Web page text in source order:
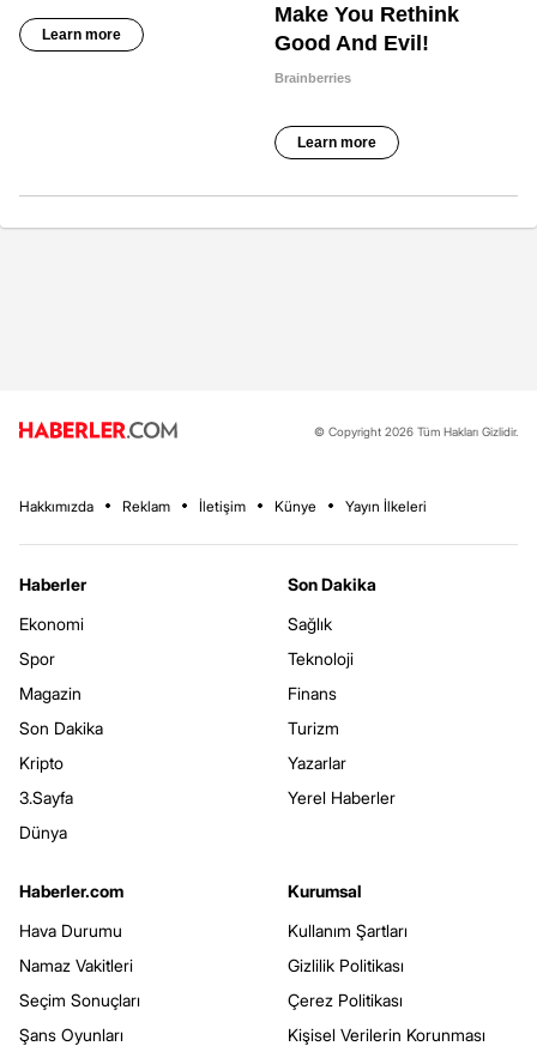
© Copyright 2026 Tüm Hakları Gizlidir.
Hakkımızda Reklam İletişim Künye Yayın İlkeleri
Haberler
Ekonomi
Spor
Magazin
Son Dakika
Kripto
3.Sayfa
Dünya
Son Dakika
Sağlık
Teknoloji
Finans
Turizm
Yazarlar
Yerel Haberler
Haberler.com
Hava Durumu
Namaz Vakitleri
Seçim Sonuçları
Şans Oyunları
Kurumsal
Kullanım Şartları
Gizlilik Politikası
Çerez Politikası
Kişisel Verilerin Korunması